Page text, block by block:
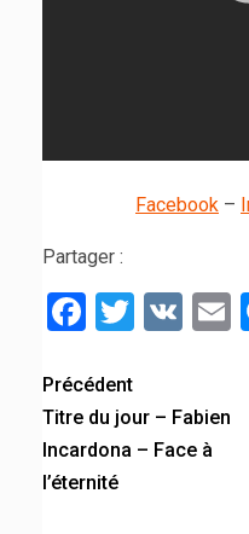
Facebook –
Partager :
Facebook
VK
Précédent
Titre du jour – Fabien
Incardona – Face à
l’éternité